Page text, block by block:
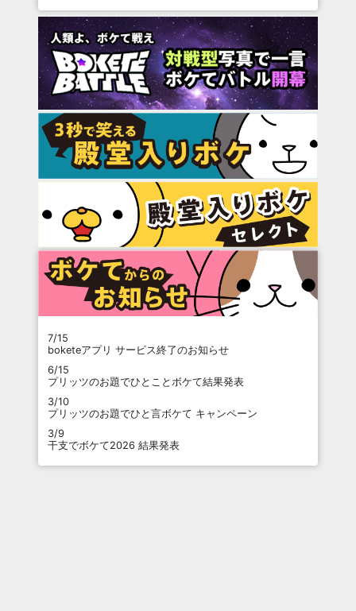
7/15
boketeアプリ サービス終了のお知らせ
6/15
プリッツのお題でひとことボケて結果発表
3/10
プリッツのお題でひと言ボケて キャンペーン
3/9
干支でボケて2026 結果発表